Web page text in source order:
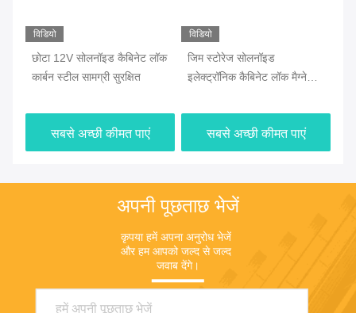
विडियो
छोटा 12V सोलनॉइड कैबिनेट लॉक
कार्बन स्टील सामग्री सुरक्षित
सबसे अच्छी कीमत पाएं
विडियो
जिम स्टोरेज सोलनॉइड
इलेक्ट्रॉनिक कैबिनेट लॉक मैग्नेटिक
सबसे अच्छी कीमत पाएं
अपनी पूछताछ भेजें
कृपया हमें अपना अनुरोध भेजें
और हम आपको जल्द से जल्द
जवाब देंगे।